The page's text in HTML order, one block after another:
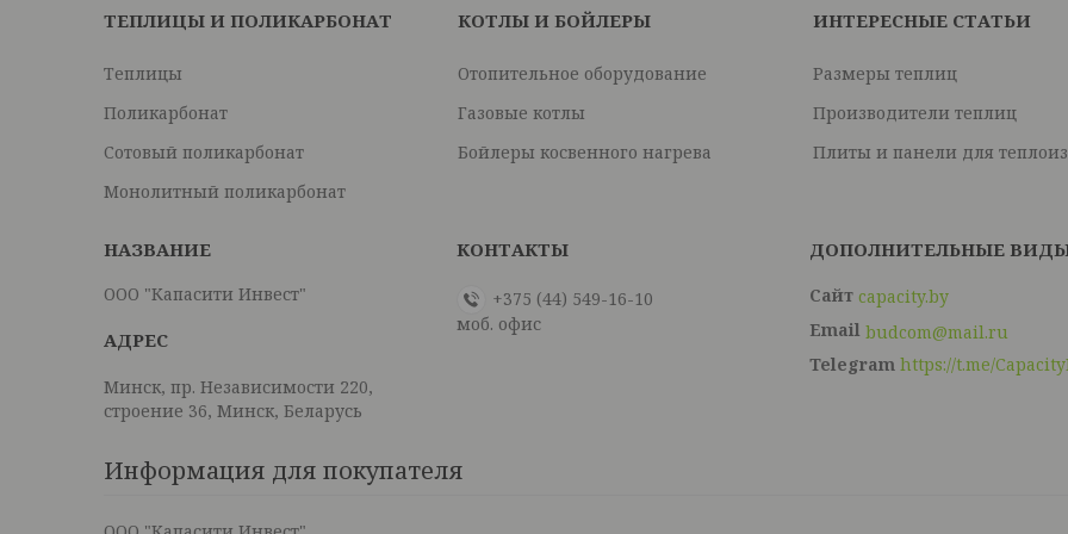
ТЕПЛИЦЫ И ПОЛИКАРБОНАТ
Теплицы
Поликарбонат
Сотовый поликарбонат
Монолитный поликарбонат
КОТЛЫ И БОЙЛЕРЫ
Отопительное оборудование
Газовые котлы
Бойлеры косвенного нагрева
ИНТЕРЕСНЫЕ СТАТЬИ
Размеры теплиц
Производители теплиц
Плиты и панели для
ООО "Капасити Инвест"
Минск, пр. Независимости 220,
строение 36, Минск, Беларусь
+375 (44) 549-16-10
моб. офис
capacity.by
budcom@mail.ru
Telegram https://t.me/
Информация для покупателя